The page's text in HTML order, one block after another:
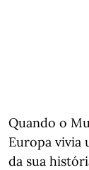
Quando o
Europa vivia
da sua